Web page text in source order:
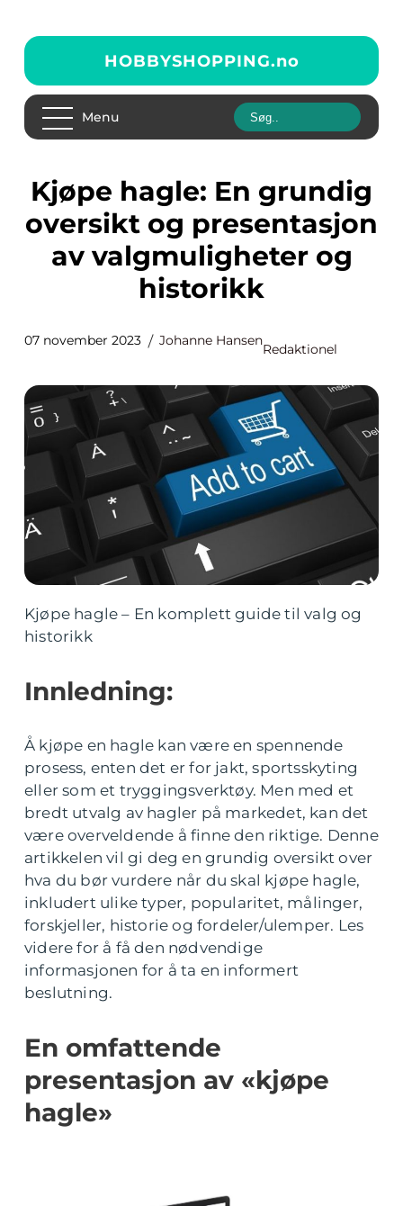
HOBBYSHOPPING.no
Menu
Kjøpe hagle: En grundig
oversikt og presentasjon
av valgmuligheter og
historikk
07 november 2023 Johanne Hansen
Redaktionel
Kjøpe hagle – En komplett guide til valg og
historikk
Innledning:
Å kjøpe en hagle kan være en spennende
prosess, enten det er for jakt, sportsskyting
eller som et tryggingsverktøy. Men med et
bredt utvalg av hagler på markedet, kan det
være overveldende å finne den riktige. Denne
artikkelen vil gi deg en grundig oversikt over
hva du bør vurdere når du skal kjøpe hagle,
inkludert ulike typer, popularitet, målinger,
forskjeller, historie og fordeler/ulemper. Les
videre for å få den nødvendige
informasjonen for å ta en informert
beslutning.
En omfattende
presentasjon av «kjøpe
hagle»